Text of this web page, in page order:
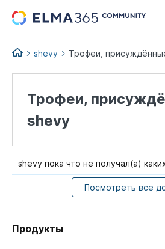
...
shevy Трофеи,
Трофеи,
shevy
shevy пока что не получал(а)
Посмотреть все
Продукты